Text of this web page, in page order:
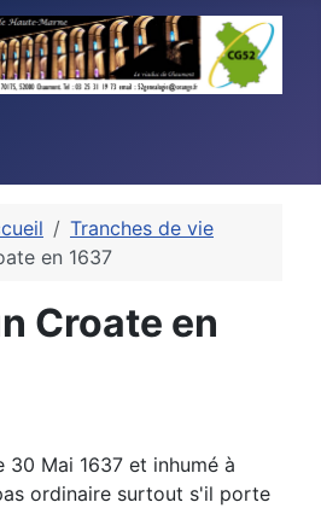
Tranches de vie
en 1637
Croate en
30 Mai 1637 et inhumé à
ordinaire surtout s'il porte